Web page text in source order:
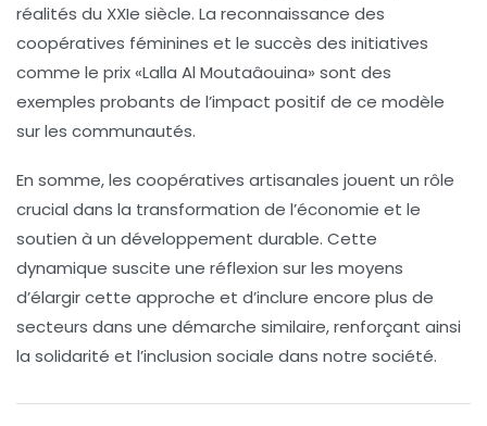
réalités du XXIe siècle. La reconnaissance des
coopératives féminines et le succès des initiatives
comme le prix «Lalla Al Moutaâouina» sont des
exemples probants de l’impact positif de ce modèle
sur les communautés.
En somme, les coopératives artisanales jouent un rôle
crucial dans la transformation de l’économie et le
soutien à un développement durable. Cette
dynamique suscite une réflexion sur les moyens
d’élargir cette approche et d’inclure encore plus de
secteurs dans une démarche similaire, renforçant ainsi
la solidarité et l’inclusion sociale dans notre société.